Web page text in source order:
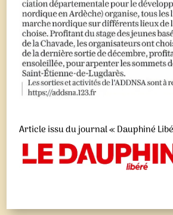
Article issu du journal « Dauphiné